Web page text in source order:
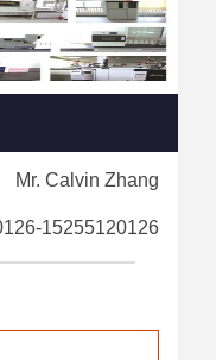
Mr. Calvin Zhang
15255120126